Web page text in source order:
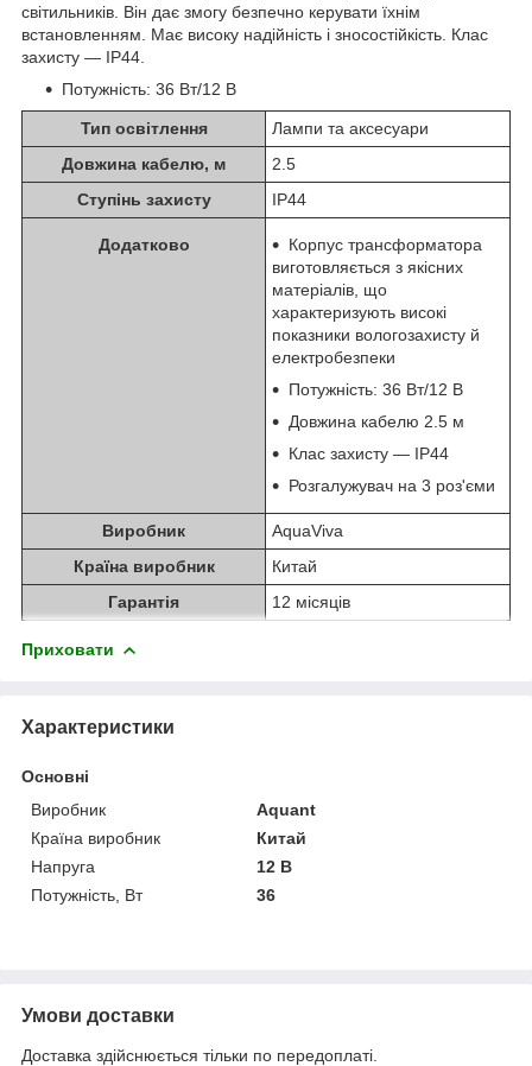
світильників. Він дає змогу безпечно керувати їхнім
встановленням. Має високу надійність і зносостійкість. Клас
захисту — IP44.
Потужність: 36 Вт/12 В
Тип освітлення
Лампи та аксесуари
Довжина кабелю, м
2.5
Ступінь захисту
IP44
Додатково
Корпус трансформатора
виготовляється з якісних
матеріалів, що
характеризують високі
показники вологозахисту й
електробезпеки
Потужність: 36 Вт/12 В
Довжина кабелю 2.5 м
Клас захисту — IP44
Розгалужувач на 3 роз'єми
Виробник
AquaViva
Країна виробник
Китай
Гарантія
12 місяців
Приховати
Характеристики
Основні
Виробник
Aquant
Країна виробник
Китай
Напруга
12 В
Потужність, Вт
36
Умови доставки
Доставка здійснюється тільки по передоплаті.